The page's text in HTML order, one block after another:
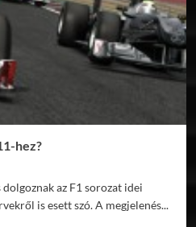
hez?
az F1 sorozat idei
is esett szó. A megjelenés...